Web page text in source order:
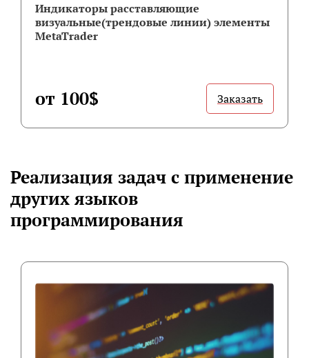
Индикаторы расставляющие
визуальные(трендовые линии) элементы
MetaTrader
от 100$ Заказать
Реализация задач с применение
других языков
программирования